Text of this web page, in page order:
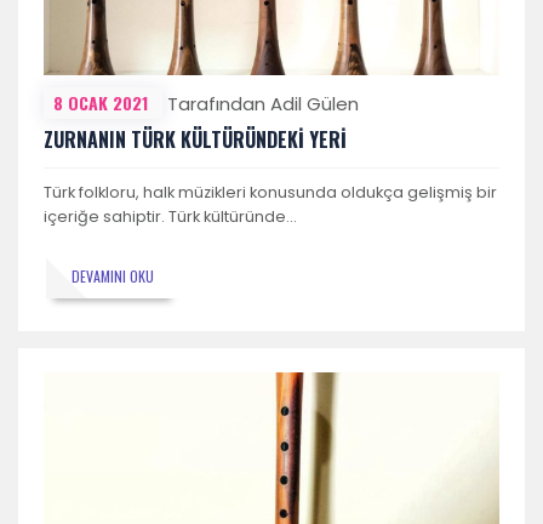
8 OCAK 2021 Tarafından Adil Gülen
ZURNANIN TÜRK KÜLTÜRÜNDEKİ YERİ
Türk folkloru, halk müzikleri konusunda oldukça gelişmiş bir
içeriğe sahiptir. Türk kültüründe…
DEVAMINI OKU